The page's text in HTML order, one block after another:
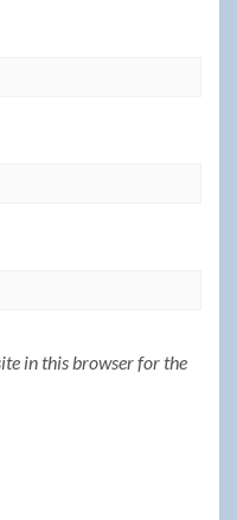
in this browser for the